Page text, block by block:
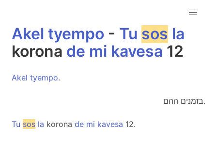
Akel tyempo - Tu sos la
korona de mi kavesa 12
Akel tyempo.
בזמנים ההם.
Tu sos la korona de mi kavesa 12.